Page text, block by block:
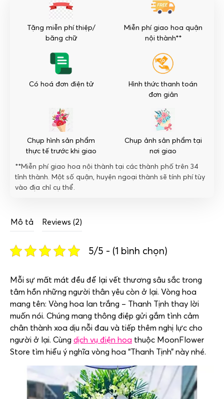
lượng
Tặng miễn phí thiệp/
băng chữ
Miễn phí giao hoa quận
nội thành**
Có hoá đơn điện tử
Hình thức thanh toán
đơn giản
Chụp hình sản phẩm
thực tế trước khi giao
Chụp ảnh sản phẩm tại
nơi giao
**Miễn phí giao hoa nội thành tại các thành phố trên 34
tỉnh thành. Một số quận, huyện ngoại thành sẽ tính phí tùy
vào địa chỉ cụ thể.
Mô tả Reviews (2)
5/5 - (1 bình chọn)
Mỗi sự mất mát đều để lại vết thương sâu sắc trong
tâm hồn những người thân yêu còn ở lại. Vòng hoa
mang tên: Vòng hoa lan trắng – Thanh Tịnh thay lời
muốn nói. Chúng mang thông điệp gửi gắm tình cảm
chân thành xoa dịu nỗi đau và tiếp thêm nghị lực cho
người ở lại. Cùng dịch vụ điện hoa thuộc MoonFlower
Store tìm hiểu ý nghĩa vòng hoa “Thanh Tịnh” này nhé.